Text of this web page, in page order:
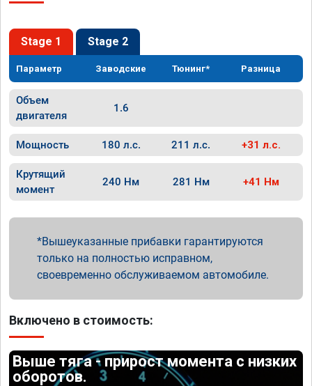
Stage 1 Stage 2
Параметр Заводские Тюнинг* Разница
Объем
двигателя
1.6
Мощность 180 л.с. 211 л.с. +31 л.с.
Крутящий
момент
240 Нм 281 Нм +41 Нм
Вышеуказанные прибавки гарантируются
только на полностью исправном,
своевременно обслуживаемом автомобиле.
Включено в стоимость:
Выше тяга - прирост момента с низких
оборотов.